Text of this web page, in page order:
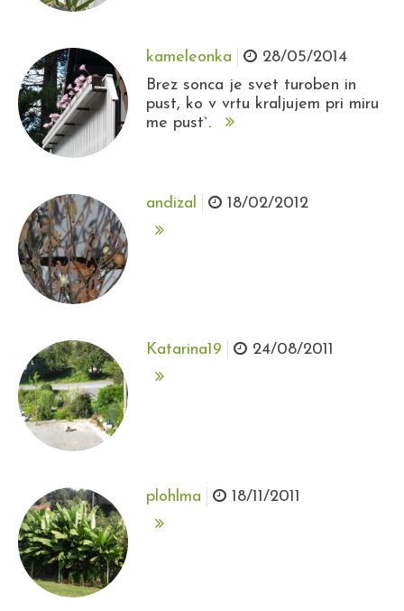
kameleonka
28/05/2014
Brez sonca je svet turoben in
pust, ko v vrtu kraljujem pri miru
me pust`.
andizal 18/02/2012
Katarina19 24/08/2011
plohlma 18/11/2011